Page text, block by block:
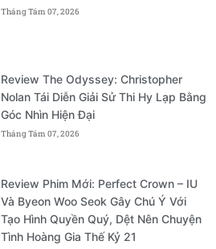
Tháng Tám 07, 2026
Review The Odyssey: Christopher
Nolan Tái Diễn Giải Sử Thi Hy Lạp Bằng
Góc Nhìn Hiện Đại
Tháng Tám 07, 2026
Review Phim Mới: Perfect Crown – IU
Và Byeon Woo Seok Gây Chú Ý Với
Tạo Hình Quyền Quý, Dệt Nên Chuyện
Tình Hoàng Gia Thế Kỷ 21